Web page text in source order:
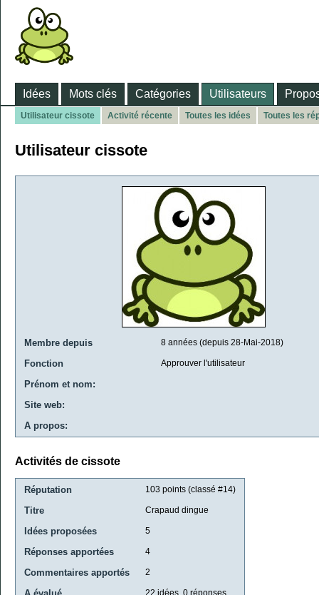
Idées Mots clés Catégories Utilisateurs
Utilisateur cissote Activité récente Toutes les idées Toutes les
Utilisateur cissote
Membre depuis 8 années (depuis 28-Mai-2018)
Fonction Approuver l'utilisateur
Prénom et nom:
Site web:
A propos:
Activités de cissote
Réputation 103 points (classé #14)
Titre Crapaud dingue
Idées proposées 5
Réponses apportées 4
Commentaires apportés 2
22 idées, 0 réponses